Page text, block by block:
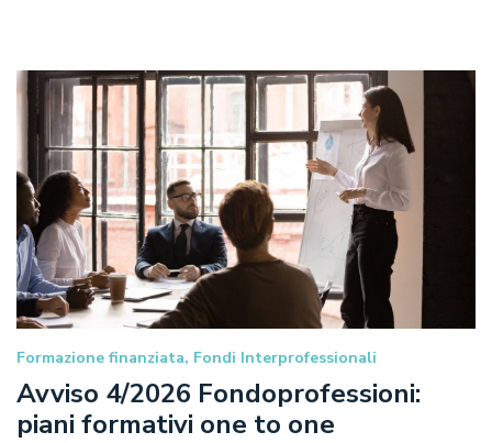
Formazione finanziata, Fondi Interprofessionali
Avviso 4/2026 Fondoprofessioni:
piani formativi one to one